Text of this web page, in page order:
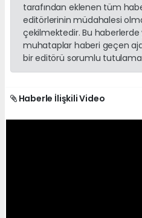
tarafından eklenen tüm
editörlerinin müdahalesi
çekilmektedir. Bu haberlerde
muhataplar haberi geçen
bir editörü sorumlu
Haberle İlişkili Video